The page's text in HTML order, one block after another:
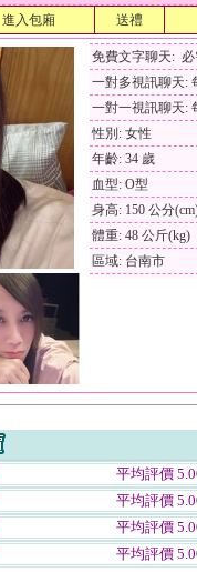
進入包廂 送禮
免費文字聊天:
一對多視訊聊天:
一對一視訊聊天:
性別: 女性
年齡: 34 歲
血型: O型
身高: 150 公分
體重: 48 公斤(kg)
區域: 台南市
平均評價
平均評價
平均評價
平均評價